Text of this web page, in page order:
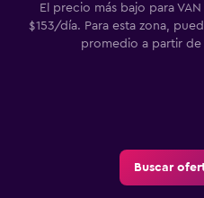
El precio más bajo para
$153/día. Para esta zona,
promedio a partir de
Buscar